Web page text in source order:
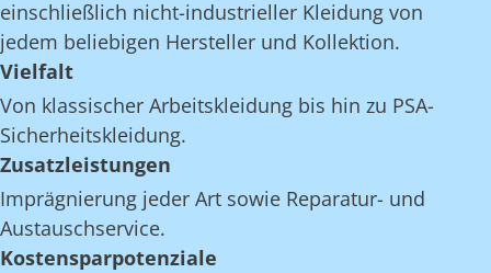
einschließlich nicht-industrieller Kleidung von
jedem beliebigen Hersteller und Kollektion.
Vielfalt
Von klassischer Arbeitskleidung bis hin zu PSA-
Sicherheitskleidung.
Zusatzleistungen
Imprägnierung jeder Art sowie Reparatur- und
Austauschservice.
Kostensparpotenziale